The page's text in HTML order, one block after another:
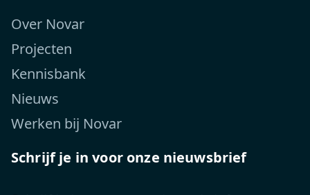
Over Novar
Projecten
Kennisbank
Nieuws
Werken bij Novar
Schrijf je in voor onze nieuwsbrief